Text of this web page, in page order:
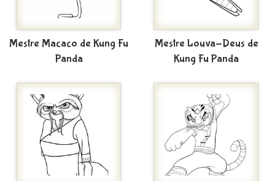
Mestre Macaco de Kung Fu
Panda
Mestre Louva-Deus de
Kung Fu Panda